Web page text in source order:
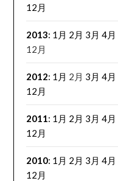
12月
2013: 1月 2月 3月 4月
12月
2012: 1月 2月 3月 4月
12月
2011: 1月 2月 3月 4月
12月
2010: 1月 2月 3月 4月
12月